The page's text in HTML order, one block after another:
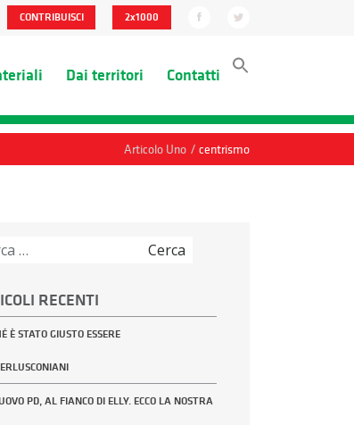
CONTRIBUISCI 2x1000
Dai territori Contatti
Articolo Uno / centrismo
RECENTI
È STATO GIUSTO ESSERE
PD, AL FIANCO DI ELLY. ECCO LA NOSTRA